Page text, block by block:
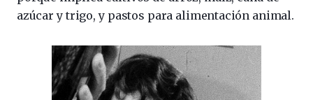
azúcar y trigo, y pastos para alimentación animal.